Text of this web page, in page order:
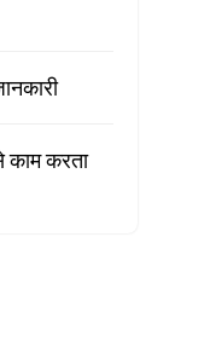
काम करता